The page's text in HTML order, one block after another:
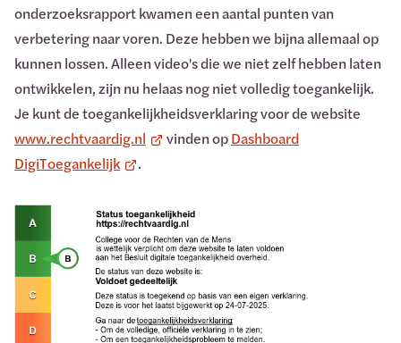
onderzoeksrapport kwamen een aantal punten van
verbetering naar voren. Deze hebben we bijna allemaal op
kunnen lossen. Alleen video's die we niet zelf hebben laten
ontwikkelen, zijn nu helaas nog niet volledig toegankelijk.
Je kunt de toegankelijkheidsverklaring voor de website
www.rechtvaardig.nl
vinden opDashboard
DigiToegankelijk
.